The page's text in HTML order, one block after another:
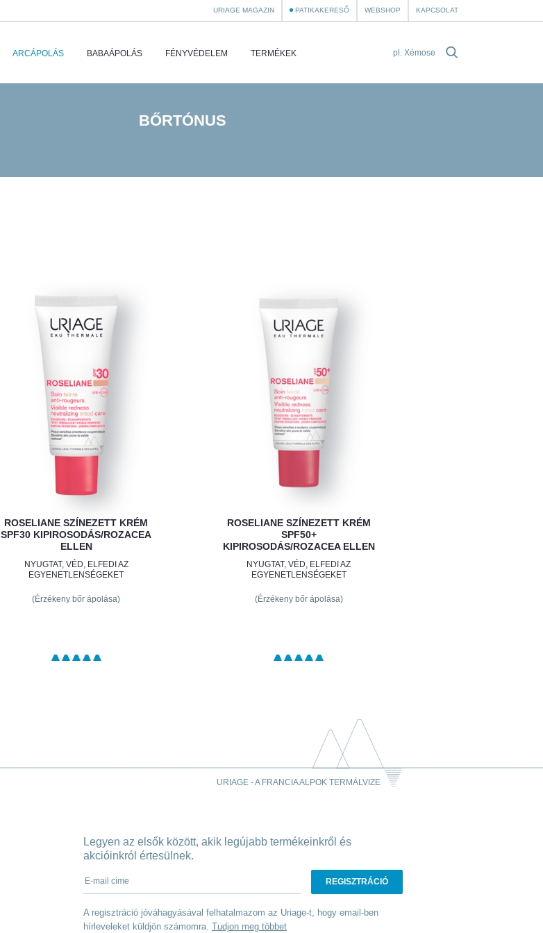
URIAGE MAGAZIN PATIKAKERESŐ WEBSHOP KAPCSOLAT
ARCÁPOLÁS BABAÁPOLÁS FÉNYVÉDELEM TERMÉKEK
BŐRTÓNUS
ROSELIANE SZÍNEZETT KRÉM
SPF30 KIPIROSODÁS/ROZACEA
ELLEN
NYUGTAT, VÉD, ELFEDI AZ
EGYENETLENSÉGEKET
(Érzékeny bőr ápolása)
ROSELIANE SZÍNEZETT KRÉM
SPF50+
KIPIROSODÁS/ROZACEA ELLEN
NYUGTAT, VÉD, ELFEDI AZ
EGYENETLENSÉGEKET
(Érzékeny bőr ápolása)
URIAGE - A FRANCIA ALPOK TERMÁLVIZE
Legyen az elsők között, akik legújabb termékeinkről és
akcióinkról értesülnek.
E-mail címe
A regisztráció jóváhagyásával felhatalmazom az Uriage-t, hogy email-ben
hírleveleket küldjön számomra. Tudjon meg többet